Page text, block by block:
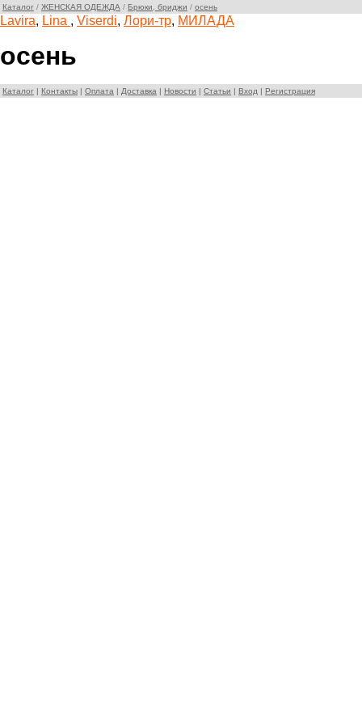
Каталог / ЖЕНСКАЯ ОДЕЖДА / Брюки, бриджи / осень
Lavira, Lina , Viserdi, Лори-тр, МИЛАДА
осень
Каталог | Контакты | Оплата | Доставка | Новости | Статьи | Вход | Регистрация